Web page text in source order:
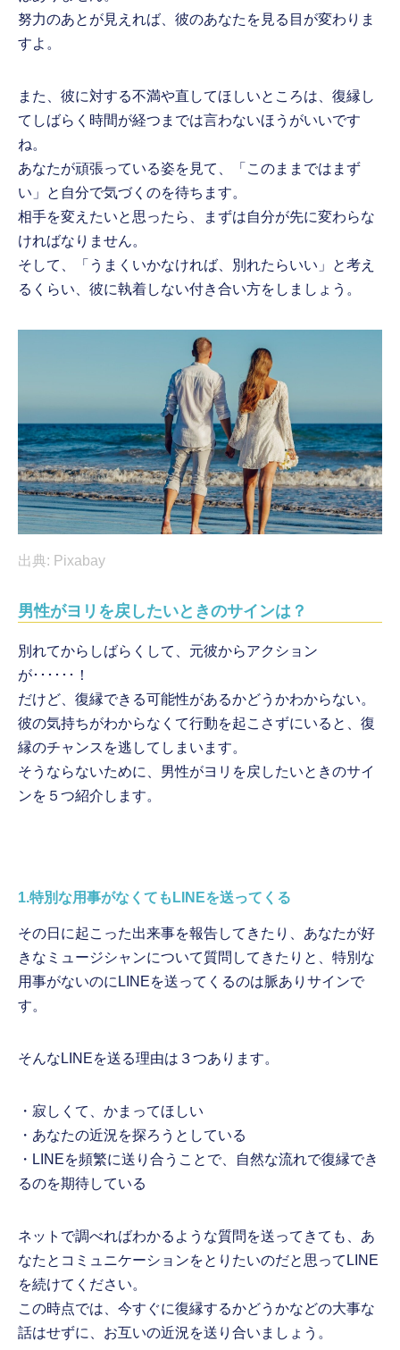
努力のあとが見えれば、彼のあなたを見る目が変わりま
すよ。
また、彼に対する不満や直してほしいところは、復縁し
てしばらく時間が経つまでは言わないほうがいいです
ね。
あなたが頑張っている姿を見て、「このままではまず
い」と自分で気づくのを待ちます。
相手を変えたいと思ったら、まずは自分が先に変わらな
ければなりません。
そして、「うまくいかなければ、別れたらいい」と考え
るくらい、彼に執着しない付き合い方をしましょう。
出典: Pixabay
男性がヨリを戻したいときのサインは？
別れてからしばらくして、元彼からアクション
が･･････！
だけど、復縁できる可能性があるかどうかわからない。
彼の気持ちがわからなくて行動を起こさずにいると、復
縁のチャンスを逃してしまいます。
そうならないために、男性がヨリを戻したいときのサイ
ンを５つ紹介します。
1.特別な用事がなくてもLINEを送ってくる
その日に起こった出来事を報告してきたり、あなたが好
きなミュージシャンについて質問してきたりと、特別な
用事がないのにLINEを送ってくるのは脈ありサインで
す。
そんなLINEを送る理由は３つあります。
・寂しくて、かまってほしい
・あなたの近況を探ろうとしている
・LINEを頻繁に送り合うことで、自然な流れで復縁でき
るのを期待している
ネットで調べればわかるような質問を送ってきても、あ
なたとコミュニケーションをとりたいのだと思ってLINE
を続けてください。
この時点では、今すぐに復縁するかどうかなどの大事な
話はせずに、お互いの近況を送り合いましょう。